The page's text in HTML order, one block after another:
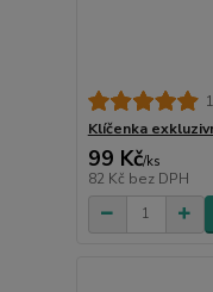
Klíčenka
99 Kč/ks
82 Kč bez DPH